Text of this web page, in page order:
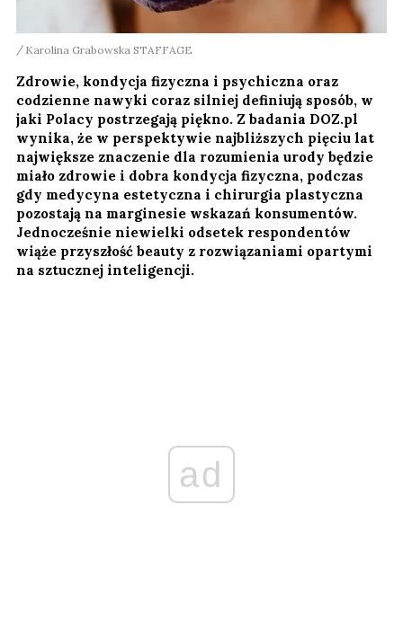
Karolina Grabowska STAFFAGE
Zdrowie, kondycja fizyczna i psychiczna oraz
codzienne nawyki coraz silniej definiują sposób, w
jaki Polacy postrzegają piękno. Z badania DOZ.pl
wynika, że w perspektywie najbliższych pięciu lat
największe znaczenie dla rozumienia urody będzie
miało zdrowie i dobra kondycja fizyczna, podczas
gdy medycyna estetyczna i chirurgia plastyczna
pozostają na marginesie wskazań konsumentów.
Jednocześnie niewielki odsetek respondentów
wiąże przyszłość beauty z rozwiązaniami opartymi
na sztucznej inteligencji.
ad